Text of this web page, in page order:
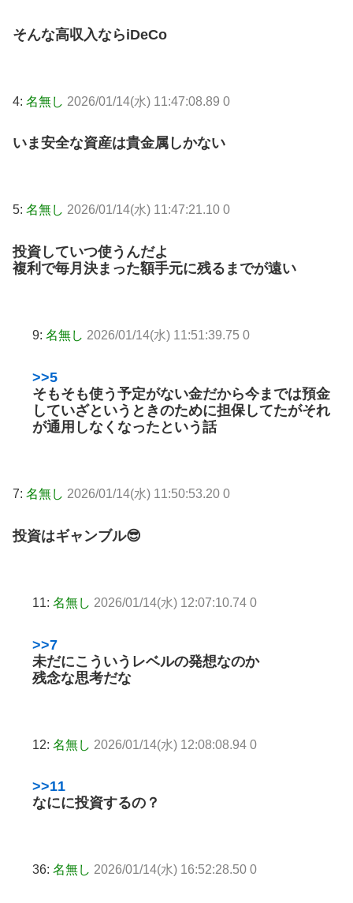
そんな高収入ならiDeCo
4: 名無し 2026/01/14(水) 11:47:08.89 0
いま安全な資産は貴金属しかない
5: 名無し 2026/01/14(水) 11:47:21.10 0
投資していつ使うんだよ
複利で毎月決まった額手元に残るまでが遠い
9: 名無し 2026/01/14(水) 11:51:39.75 0
>>5
そもそも使う予定がない金だから今までは預金
していざというときのために担保してたがそれ
が通用しなくなったという話
7: 名無し 2026/01/14(水) 11:50:53.20 0
投資はギャンブル😎
11: 名無し 2026/01/14(水) 12:07:10.74 0
>>7
未だにこういうレベルの発想なのか
残念な思考だな
12: 名無し 2026/01/14(水) 12:08:08.94 0
>>11
なにに投資するの？
36: 名無し 2026/01/14(水) 16:52:28.50 0